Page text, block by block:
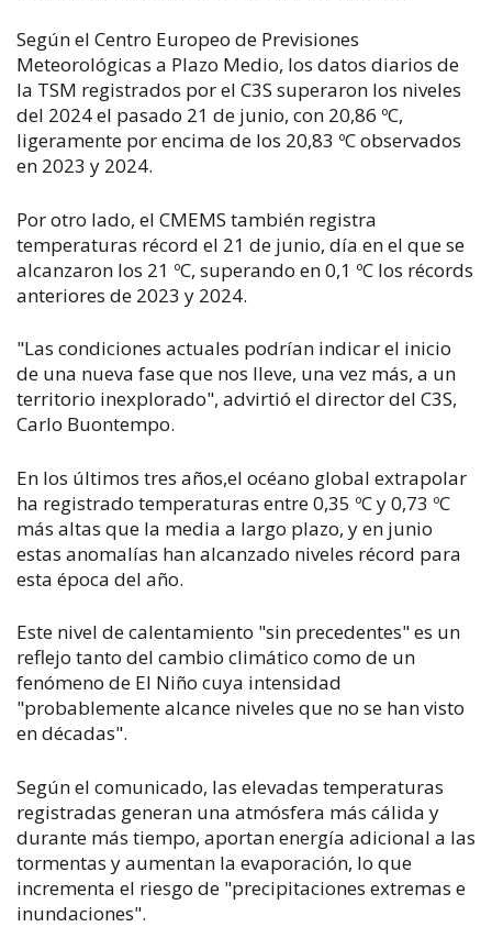
Según el Centro Europeo de Previsiones
Meteorológicas a Plazo Medio, los datos diarios de
la TSM registrados por el C3S superaron los niveles
del 2024 el pasado 21 de junio, con 20,86 ºC,
ligeramente por encima de los 20,83 ºC observados
en 2023 y 2024.
Por otro lado, el CMEMS también registra
temperaturas récord el 21 de junio, día en el que se
alcanzaron los 21 ºC, superando en 0,1 ºC los récords
anteriores de 2023 y 2024.
"Las condiciones actuales podrían indicar el inicio
de una nueva fase que nos lleve, una vez más, a un
territorio inexplorado", advirtió el director del C3S,
Carlo Buontempo.
En los últimos tres años,el océano global extrapolar
ha registrado temperaturas entre 0,35 ºC y 0,73 ºC
más altas que la media a largo plazo, y en junio
estas anomalías han alcanzado niveles récord para
esta época del año.
Este nivel de calentamiento "sin precedentes" es un
reflejo tanto del cambio climático como de un
fenómeno de El Niño cuya intensidad
"probablemente alcance niveles que no se han visto
en décadas".
Según el comunicado, las elevadas temperaturas
registradas generan una atmósfera más cálida y
durante más tiempo, aportan energía adicional a las
tormentas y aumentan la evaporación, lo que
incrementa el riesgo de "precipitaciones extremas e
inundaciones".